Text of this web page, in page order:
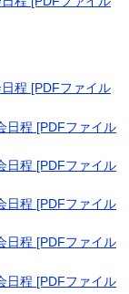
程 [PDFファイル
程 [PDFファイル
程 [PDFファイル
程 [PDFファイル
程 [PDFファイル
程 [PDFファイル